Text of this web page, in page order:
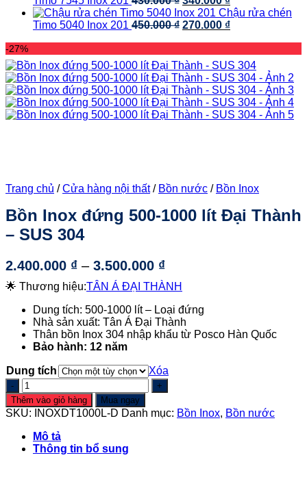
4.700.000 ₫.là:
2.800.000 ₫.
gốc
là:
hiện
tại
Chậu rửa chén
Timo 5040 Inox 201 450.000₫ Giá
450.000 ₫.
270.000 ₫Giá
là:
270.000 ₫.
-27%
Trang chủ / Cửa hàng nội thất / Bồn nước / Bồn Inox
Bồn Inox đứng 500-1000 lít Đại Thành
– SUS 304
2.400.000 ₫ – 3.500.000 ₫Khoảng
giá:
từ
2.400.000 ₫
đến
🌟 Thương hiệu:TÂN Á ĐẠI THÀNH
Dung tích: 500-1000 lít – Loại đứng
Nhà sản xuất: Tân Á Đại Thành
Thân bồn Inox 304 nhập khẩu từ Posco Hàn Quốc
Bảo hành: 12 năm
Dung tích
Xóa
Bồn
Inox
đứng
500-
1000
lít
Đại
Thêm vào giỏ hàng Mua ngay
SKU: INOXDT1000L-D Danh mục: Bồn Inox, Bồn nước
Mô tả
Thông tin bổ sung